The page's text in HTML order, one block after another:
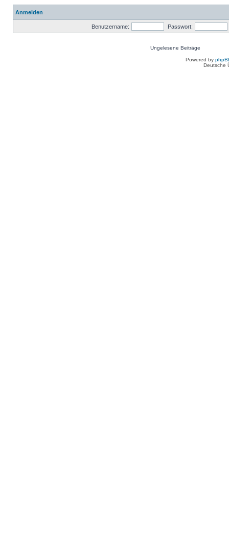
Anmelden
Benutzername: Passwort:
Ungelesene Beiträge
Powered by
Deutsche